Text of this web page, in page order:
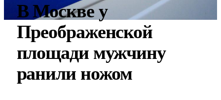
В Москве у
Преображенской
площади мужчину
ранили ножом